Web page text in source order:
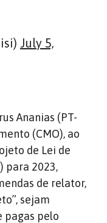
July 5,
Ananias (PT-
(CMO), ao
de Lei de
para 2023,
de relator,
sejam
pagas pelo